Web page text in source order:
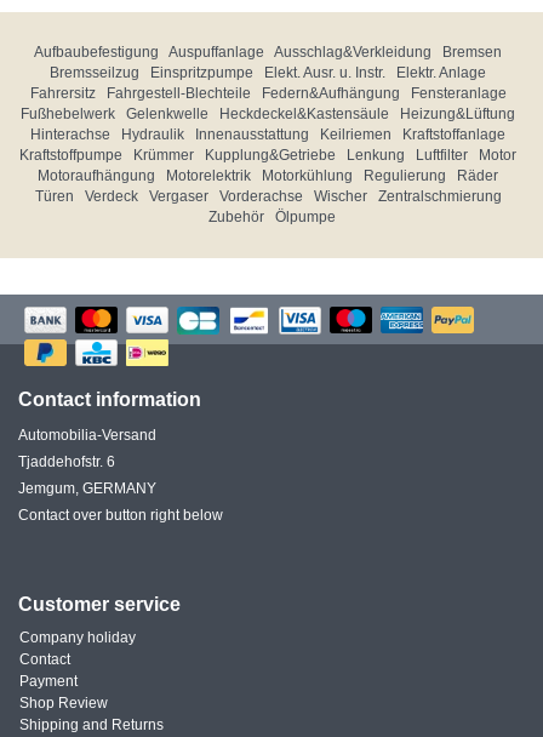
Aufbaubefestigung Auspuffanlage Ausschlag&Verkleidung
Bremsen
Bremsseilzug
Einspritzpumpe Elekt. Ausr. u. Instr.
Elektr. Anlage
Fahrersitz
Fahrgestell-Blechteile Federn&Aufhängung
Fensteranlage
Fußhebelwerk
Gelenkwelle Heckdeckel&Kastensäule
Heizung&Lüftung
Hinterachse
Hydraulik Innenausstattung Keilriemen
Kraftstoffanlage
Kraftstoffpumpe
Krümmer Kupplung&Getriebe Lenkung Luftfilter
Motor
Motoraufhängung
Motorelektrik Motorkühlung Regulierung
Räder
Türen
Verdeck Vergaser Vorderachse Wischer
Zentralschmierung
Zubehör
Ölpumpe
Contact information
Automobilia-Versand
Tjaddehofstr. 6
Jemgum, GERMANY
Contact over button right below
Customer service
Company holiday
Contact
Payment
Shop Review
Shipping and Returns